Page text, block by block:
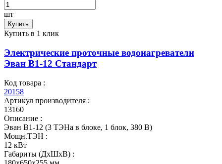
шт
Купить
Купить в 1 клик
Электрические проточные водонагреватели
Эван В1-12 Стандарт
Код товара :
20158
Артикул производителя :
13160
Описание :
Эван В1-12 (3 ТЭНа в блоке, 1 блок, 380 В)
Мощн.ТЭН :
12 кВт
Габариты (ДхШхВ) :